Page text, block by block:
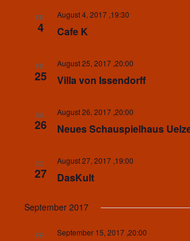
FR.
4 Cafe K
August 4, 2017 ,19:30
FR.
25 Villa von Issendorff
August 25, 2017 ,20:00
SA.
26 Neues Schauspielhaus
August 26, 2017 ,20:00
SO.
27 DasKult
August 27, 2017 ,19:00
September 2017
FR. September 15, 2017 ,20:00